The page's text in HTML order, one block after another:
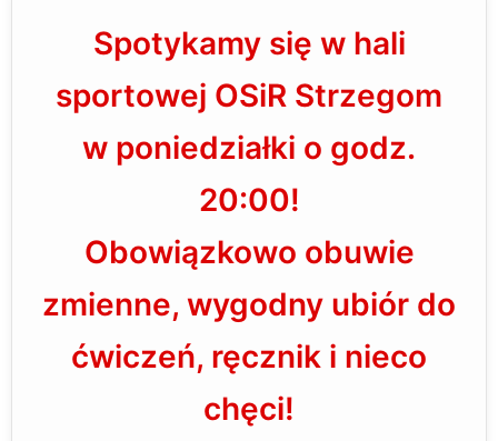
Spotykamy się w hali
sportowej OSiR Strzegom
w poniedziałki o godz.
20:00!
Obowiązkowo obuwie
zmienne, wygodny ubiór do
ćwiczeń, ręcznik i nieco
chęci!